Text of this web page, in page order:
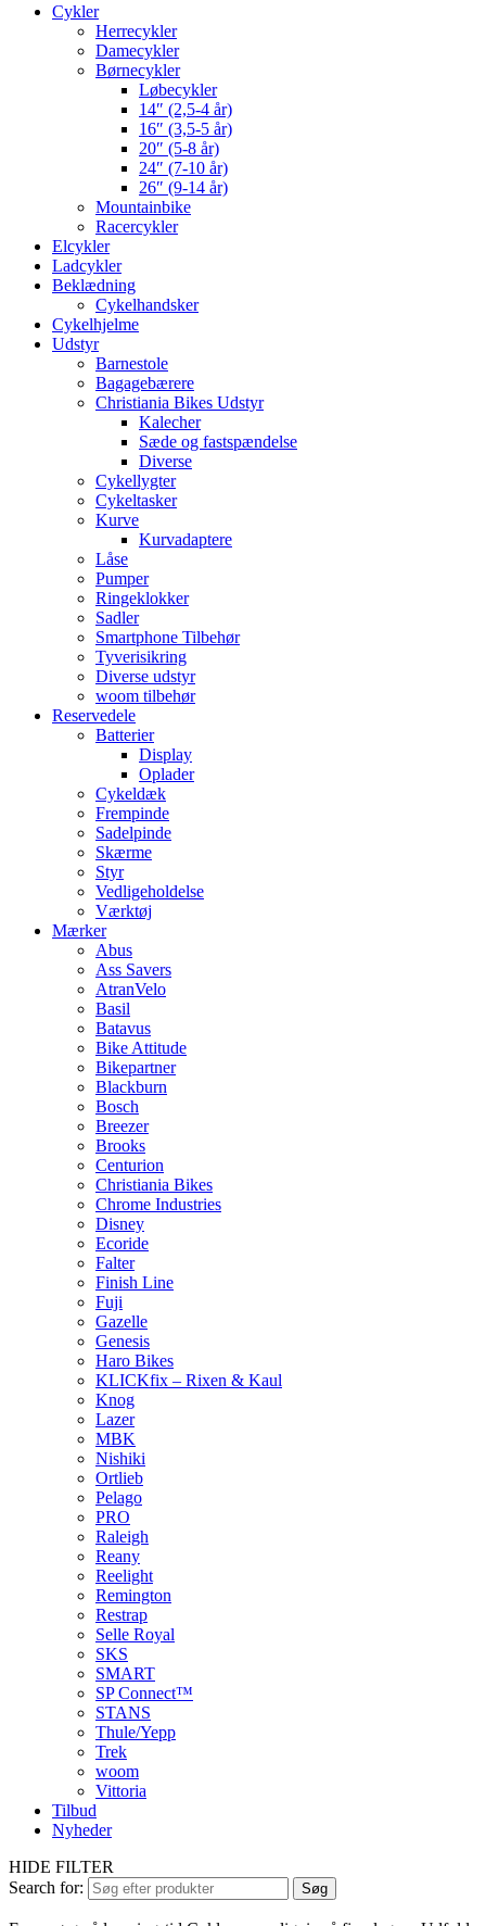
Cykler
Herrecykler
Damecykler
Børnecykler
Løbecykler
14″ (2,5-4 år)
16″ (3,5-5 år)
20″ (5-8 år)
24″ (7-10 år)
26″ (9-14 år)
Mountainbike
Racercykler
Elcykler
Ladcykler
Beklædning
Cykelhandsker
Cykelhjelme
Udstyr
Barnestole
Bagagebærere
Christiania Bikes Udstyr
Kalecher
Sæde og fastspændelse
Diverse
Cykellygter
Cykeltasker
Kurve
Kurvadaptere
Låse
Pumper
Ringeklokker
Sadler
Smartphone Tilbehør
Tyverisikring
Diverse udstyr
woom tilbehør
Reservedele
Batterier
Display
Oplader
Cykeldæk
Frempinde
Sadelpinde
Skærme
Styr
Vedligeholdelse
Værktøj
Mærker
Abus
Ass Savers
AtranVelo
Basil
Batavus
Bike Attitude
Bikepartner
Blackburn
Bosch
Breezer
Brooks
Centurion
Christiania Bikes
Chrome Industries
Disney
Ecoride
Falter
Finish Line
Fuji
Gazelle
Genesis
Haro Bikes
KLICKfix – Rixen & Kaul
Knog
Lazer
MBK
Nishiki
Ortlieb
Pelago
PRO
Raleigh
Reany
Reelight
Remington
Restrap
Selle Royal
SKS
SMART
SP Connect™
STANS
Thule/Yepp
Trek
woom
Vittoria
Tilbud
Nyheder
HIDE FILTER
Search for:
Søg